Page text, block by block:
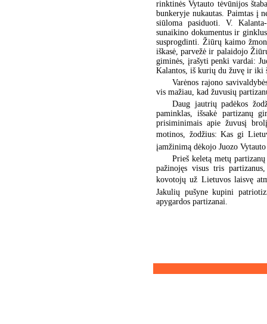
rinktinės Vytauto tėvūnijos
bunkeryje nukautas. Paimtas į
siūloma pasiduoti. V.
sunaikino dokumentus ir
susprogdinti. Žiūrų kaimo
iškasė, parvežė ir palaidojo
giminės, įrašyti penki vardai:
Kalantos, iš kurių du žuvę ir iki
Varėnos rajono
vis mažiau, kad žuvusių
Daug jautrių padėkos
paminklas, išsakė partizanų
prisiminimais apie žuvusį
motinos, žodžius: Kas gi
įamžinimą dėkojo Juozo
Prieš keletą metų
pažinojęs visus tris
kovotojų už Lietuvos laisvę
Jakulių pušyne kupini
apygardos partizanai.